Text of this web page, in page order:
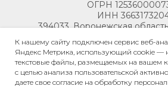
ОГРН
ИНН
394033, Воронежская
г. Воронеж, пр-кт
помещ. 6
К нашему сайту подключен сервис веб-
Яндекс Метрика, использующий cookie —
текстовые файлы, размещаемых на вашем
с целью анализа пользовательской
даете свое согласие на обработку